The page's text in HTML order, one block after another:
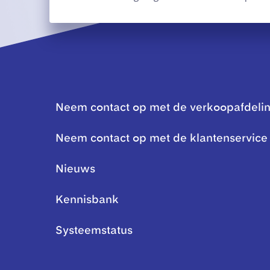
Neem contact op met de
Neem contact op met de klantenservice
Nieuws
Kennisbank
Systeemstatus